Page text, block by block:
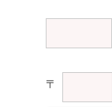
〒